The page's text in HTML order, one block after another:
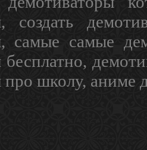
создать
самые самые
бесплатно,
про школу, аниме